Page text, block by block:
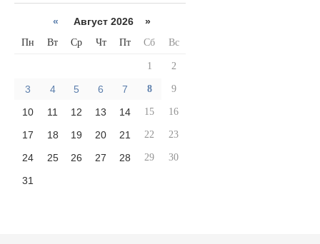
« Август 2026 »
Пн Вт Ср Чт Пт Сб Вс
1 2
3 4 5 6 7 8 9
10 11 12 13 14 15 16
17 18 19 20 21 22 23
24 25 26 27 28 29 30
31